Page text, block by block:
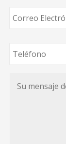
Correo
Electrónico *
Teléfono *
mensaje